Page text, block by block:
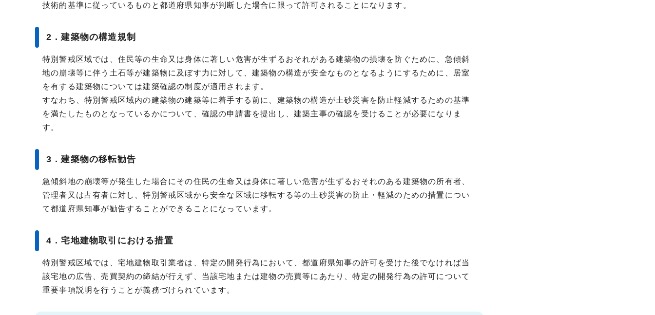
技術的基準に従っているものと都道府県知事が判断した場合に限って許可されることになります。
2．建築物の構造規制
特別警戒区域では、住民等の生命又は身体に著しい危害が生ずるおそれがある建築物の損壊を防ぐために、急傾斜
地の崩壊等に伴う土石等が建築物に及ぼす力に対して、建築物の構造が安全なものとなるようにするために、居室
を有する建築物については建築確認の制度が適用されます。
すなわち、特別警戒区域内の建築物の建築等に着手する前に、建築物の構造が土砂災害を防止軽減するための基準
を満たしたものとなっているかについて、確認の申請書を提出し、建築主事の確認を受けることが必要になりま
す。
3．建築物の移転勧告
急傾斜地の崩壊等が発生した場合にその住民の生命又は身体に著しい危害が生ずるおそれのある建築物の所有者、
管理者又は占有者に対し、特別警戒区域から安全な区域に移転する等の土砂災害の防止・軽減のための措置につい
て都道府県知事が勧告することができることになっています。
4．宅地建物取引における措置
特別警戒区域では、宅地建物取引業者は、特定の開発行為において、都道府県知事の許可を受けた後でなければ当
該宅地の広告、売買契約の締結が行えず、当該宅地または建物の売買等にあたり、特定の開発行為の許可について
重要事項説明を行うことが義務づけられています。